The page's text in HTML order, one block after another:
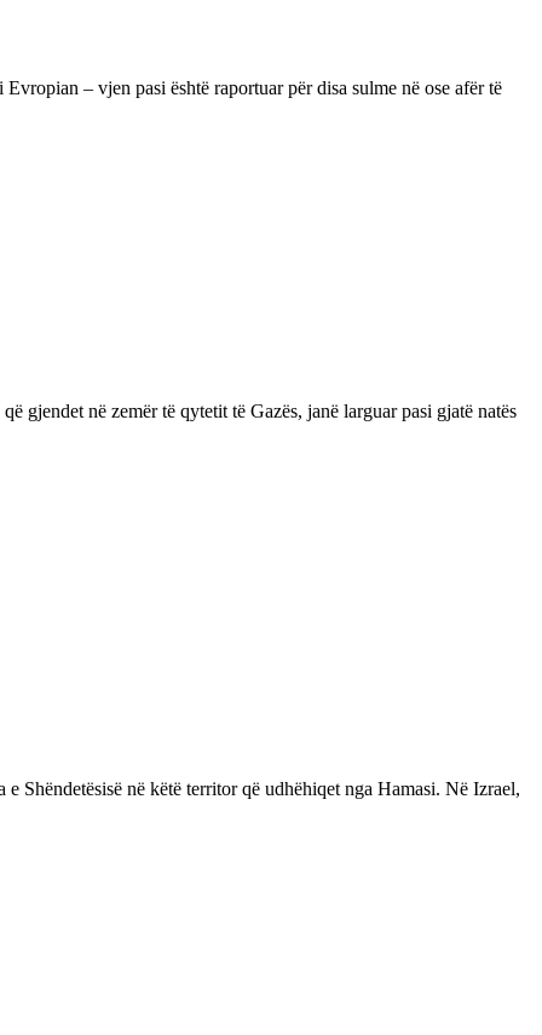
– vjen pasi është raportuar për disa sulme në ose afër të
gjendet në zemër të qytetit të Gazës, janë larguar pasi gjatë natës
Shëndetësisë në këtë territor që udhëhiqet nga Hamasi. Në Izrael,